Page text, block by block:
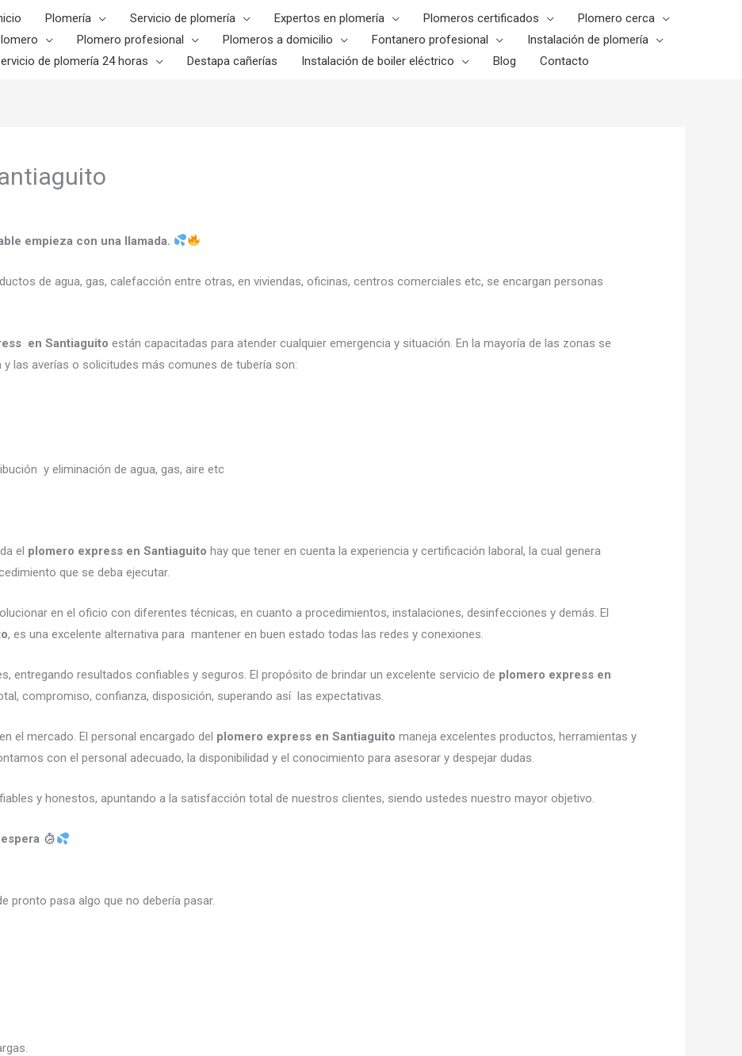
Plomería Servicio de plomería Expertos en plomería Plomeros certificados
Plomero cerca
Plomero profesional Plomeros a domicilio Fontanero profesional
Instalación de plomería
de plomería 24 horas
Destapa cañerías Instalación de boiler eléctrico Blog Contacto
empieza con una llamada.
de agua, gas, calefacción entre otras, en viviendas, oficinas, centros comerciales etc, se encargan personas
en Santiaguito están capacitadas para atender cualquier emergencia y situación. En la mayoría de las zonas se
las averías o solicitudes más comunes de tubería son:
y eliminación de agua, gas, aire etc
el plomero express en Santiaguito hay que tener en cuenta la experiencia y certificación laboral, la cual genera
que se deba ejecutar.
en el oficio con diferentes técnicas, en cuanto a procedimientos, instalaciones, desinfecciones y demás. El
, es una excelente alternativa para mantener en buen estado todas las redes y conexiones.
entregando resultados confiables y seguros. El propósito de brindar un excelente servicio de plomero express en
compromiso, confianza, disposición, superando así las expectativas.
el mercado. El personal encargado del plomero express en Santiaguito maneja excelentes productos, herramientas y
con el personal adecuado, la disponibilidad y el conocimiento para asesorar y despejar dudas.
y honestos, apuntando a la satisfacción total de nuestros clientes, siendo ustedes nuestro mayor objetivo.
pronto pasa algo que no debería pasar.